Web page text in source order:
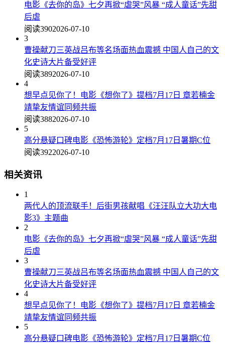
电影《去你的岛》七夕再掀“虐哭”风暴 “成人童话”先甜
后虐
阅读3902026-07-10
3
曹操献刀三英战吕布等名场面热血震撼 中国人自己的文
化史诗大片备受好评
阅读3892026-07-10
4
想早点见你了！电影《想你了》提档7月17日 章若楠金
靖挚友情谊同频共振
阅读3882026-07-10
5
高分悬疑口碑电影《恐怖游轮》定档7月17日暑期C位
阅读3922026-07-10
相关资讯
1
两代人的顶流联手！后街男孩献唱《汪汪队立大功大电
影3》主题曲
2
电影《去你的岛》七夕再掀“虐哭”风暴 “成人童话”先甜
后虐
3
曹操献刀三英战吕布等名场面热血震撼 中国人自己的文
化史诗大片备受好评
4
想早点见你了！电影《想你了》提档7月17日 章若楠金
靖挚友情谊同频共振
5
高分悬疑口碑电影《恐怖游轮》定档7月17日暑期C位